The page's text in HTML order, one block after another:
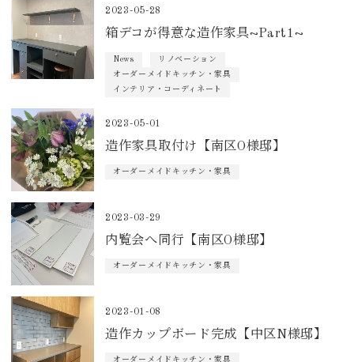
2023-05-28
箱デコが得意な造作家具~Part1~
News
リノベーション
オーダーメイドキッチン・家具
インテリア・コーディネート
2023-05-01
造作家具取付け【南区O様邸】
オーダーメイドキッチン・家具
2023-03-29
内覧会へ同行【南区O様邸】
オーダーメイドキッチン・家具
2023-01-08
造作カップボード完成【中区N様邸】
オーダーメイドキッチン・家具